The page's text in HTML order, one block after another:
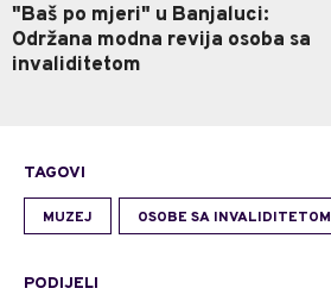
"Baš po mjeri" u Banjaluci:
Održana modna revija osoba sa
invaliditetom
TAGOVI
MUZEJ OSOBE SA INVALIDITETOM
PODIJELI